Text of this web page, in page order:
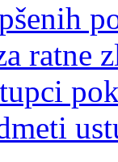
ratne